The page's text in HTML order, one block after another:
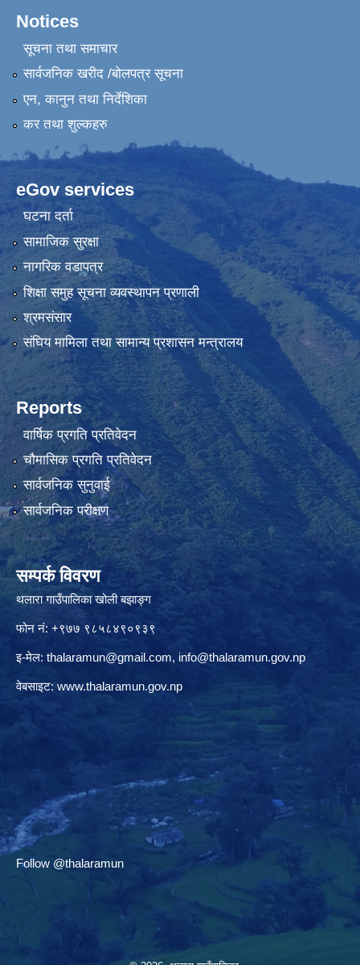
Notices
सूचना तथा समाचार
सार्वजनिक खरीद /बोलपत्र सूचना
एन, कानुन तथा निर्देशिका
कर तथा शुल्कहरु
eGov services
घटना दर्ता
सामाजिक सुरक्षा
नागरिक वडापत्र
शिक्षा समुह सूचना व्यवस्थापन प्रणाली
श्रमसंसार
संघिय मामिला तथा सामान्य प्रशासन मन्त्रालय
Reports
वार्षिक प्रगति प्रतिवेदन
चौमासिक प्रगति प्रतिवेदन
सार्वजनिक सुनुवाई
सार्वजनिक परीक्षण
सम्पर्क विवरण
थलारा गाउँपालिका खोली बझाङ्ग
फोन नं: +९७७ ९८५८४९०९३९
इ-मेल: thalaramun@gmail.com, info@thalaramun.gov.np
वेबसाइट: www.thalaramun.gov.np
Follow @thalaramun